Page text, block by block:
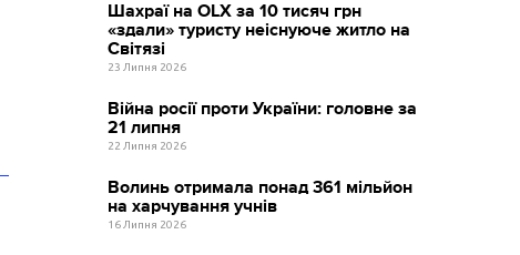
Шахраї на OLX за 10 тисяч грн
«здали» туристу неіснуюче житло на
Світязі
23 Липня 2026
Війна росії проти України: головне за
21 липня
22 Липня 2026
Волинь отримала понад 361 мільйон
на харчування учнів
16 Липня 2026